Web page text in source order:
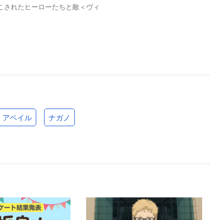
れたヒーローたちと敵＜ヴィ
アベイル ナガノ